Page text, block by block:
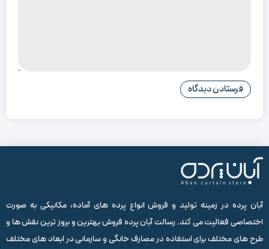
آبان پرده در زمینه تولید و فروش انواع پرده های آماده، مکانیکی به صورت
اختصاصی فعالیت می کند. رسالت آبان پرده فروش بهترین و بروز ترین نقش ها و
طرح های مختلف برای استفاده در مصارف خانگی و سازمانی در ابعاد های مختلف